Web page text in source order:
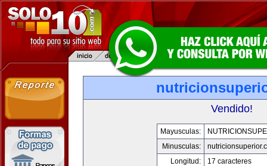
Vendido!
Mayusculas:
Minusculas:
Longitud:
17 caracteres